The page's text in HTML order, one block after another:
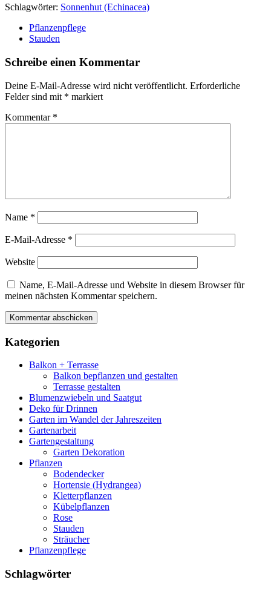
Schlagwörter: Sonnenhut (Echinacea)
Pflanzenpflege
Stauden
Schreibe einen Kommentar
Deine E-Mail-Adresse wird nicht veröffentlicht. Erforderliche
Felder sind mit * markiert
Kommentar *
Name *
E-Mail-Adresse *
Website
Name, E-Mail-Adresse und Website in diesem Browser für
meinen nächsten Kommentar speichern.
Kategorien
Balkon + Terrasse
Balkon bepflanzen und gestalten
Terrasse gestalten
Blumenzwiebeln und Saatgut
Deko für Drinnen
Garten im Wandel der Jahreszeiten
Gartenarbeit
Gartengestaltung
Garten Dekoration
Pflanzen
Bodendecker
Hortensie (Hydrangea)
Kletterpflanzen
Kübelpflanzen
Rose
Stauden
Sträucher
Pflanzenpflege
Schlagwörter